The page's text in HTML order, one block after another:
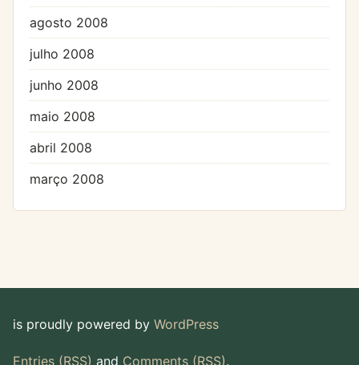
agosto 2008
julho 2008
junho 2008
maio 2008
abril 2008
março 2008
is proudly powered by WordPress
Entries (RSS) and Comments (RSS).